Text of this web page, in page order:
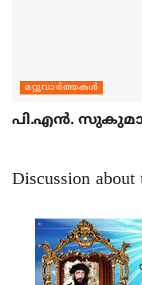
മറ്റുവാര്‍ത്തകള്‍
പി.എന്‍.
Discussion about